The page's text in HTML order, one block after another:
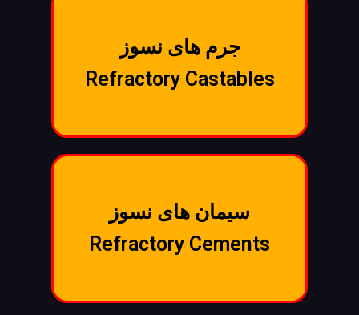
جرم های نسوز
Refractory Castables
سیمان های نسوز
Refractory Cements